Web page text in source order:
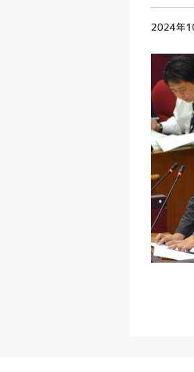
2024年